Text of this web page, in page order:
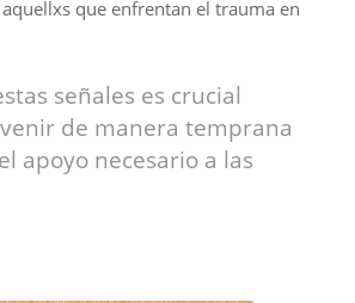
que enfrentan el trauma en
señales es crucial
de manera temprana
apoyo necesario a las